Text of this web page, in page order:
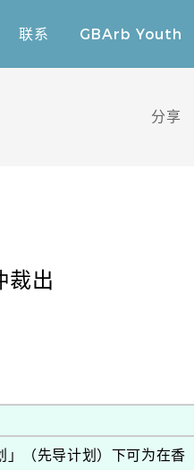
联系
GBArb Youth
分享
裁出
（先导计划）下可为在香